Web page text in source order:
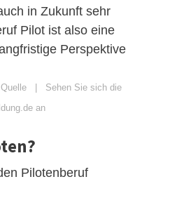
in Zukunft sehr
Pilot ist also eine
Perspektive
| Sehen Sie sich die
an
Pilotenberuf